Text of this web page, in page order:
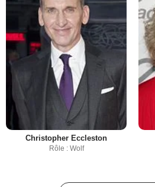
Christopher Eccleston
Rôle : Wolf